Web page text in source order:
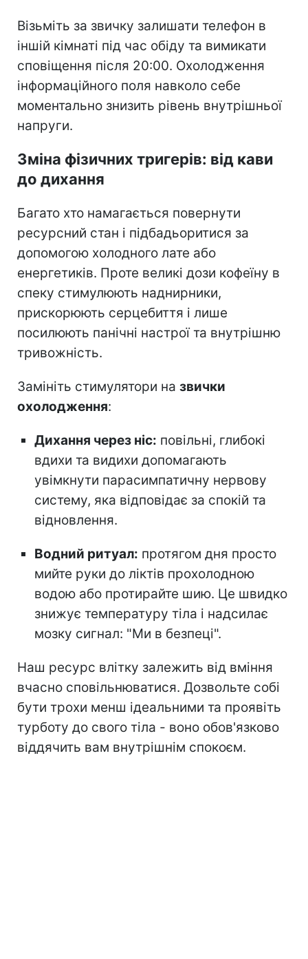
Візьміть за звичку залишати телефон в
іншій кімнаті під час обіду та вимикати
сповіщення після 20:00. Охолодження
інформаційного поля навколо себе
моментально знизить рівень внутрішньої
напруги.
Зміна фізичних тригерів: від кави
до дихання
Багато хто намагається повернути
ресурсний стан і підбадьоритися за
допомогою холодного лате або
енергетиків. Проте великі дози кофеїну в
спеку стимулюють наднирники,
прискорюють серцебиття і лише
посилюють панічні настрої та внутрішню
тривожність.
Замініть стимулятори на звички
охолодження:
Дихання через ніс: повільні, глибокі
вдихи та видихи допомагають
увімкнути парасимпатичну нервову
систему, яка відповідає за спокій та
відновлення.
Водний ритуал: протягом дня просто
мийте руки до ліктів прохолодною
водою або протирайте шию. Це швидко
знижує температуру тіла і надсилає
мозку сигнал: "Ми в безпеці".
Наш ресурс влітку залежить від вміння
вчасно сповільнюватися. Дозвольте собі
бути трохи менш ідеальними та проявіть
турботу до свого тіла - воно обов'язково
віддячить вам внутрішнім спокоєм.